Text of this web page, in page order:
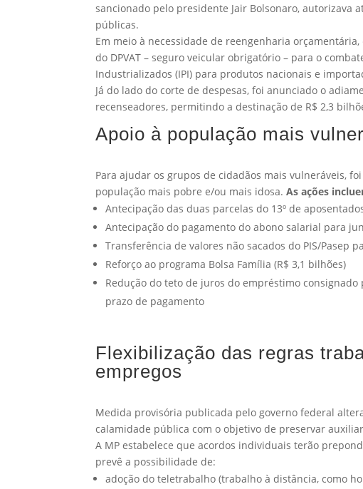
sancionado pelo presidente Jair Bolsonaro, autorizava
públicas.
Em meio à necessidade de reengenharia
do DPVAT – seguro veicular obrigatório – para o
Industrializados (IPI) para produtos nacionais e
Já do lado do corte de despesas, foi anunciado o
recenseadores, permitindo a destinação de R$ 2,3
Apoio à população mais
Para ajudar os grupos de cidadãos mais vulneráveis,
população mais pobre e/ou mais idosa.As ações
Antecipação das duas parcelas do 13º de
Antecipação do pagamento do abono salarial para
Transferência de valores não sacados do PIS/Pasep
Reforço ao programa Bolsa Família (R$ 3,1 bilhões)
Redução do teto de juros do empréstimo
prazo de pagamento
Flexibilização das regras
empregos
Medida provisória publicada pelo governo federal
calamidade pública com o objetivo de preservar
A MP estabelece que acordos individuais terão
prevê a possibilidade de:
adoção do teletrabalho (trabalho à distância, como